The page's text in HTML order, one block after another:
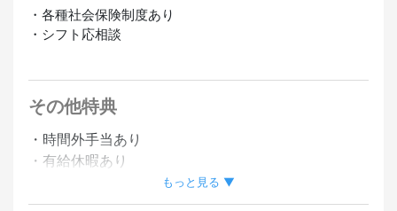
・各種社会保険制度あり
・シフト応相談
正社員登用あり オンライン面接OK
その他特典
・時間外手当あり
・有給休暇あり
・昇給あり
もっと見る ▼